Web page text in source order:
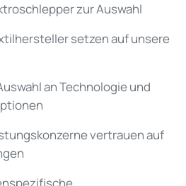
zur Auswahl
setzen auf unsere
an Technologie und
vertrauen auf